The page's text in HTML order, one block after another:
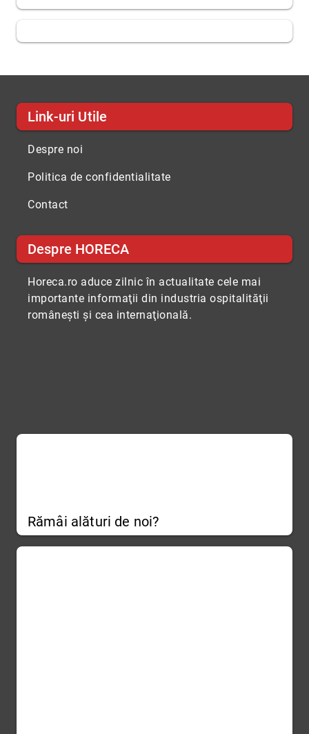
Link-uri Utile
Despre noi
Politica de confidentialitate
Contact
Despre HORECA
Horeca.ro aduce zilnic în actualitate cele mai
importante informaţii din industria ospitalităţii
româneşti şi cea internaţională.
Rămâi alături de noi?